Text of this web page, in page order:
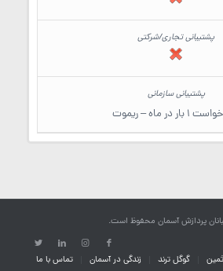
بار در ماه – ریموت
پردازش آسمان محفوظ است.
گوگل ترند زندگی در آسمان تماس با ما